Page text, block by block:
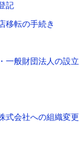
記
移転の手続き
一般財団法人の設立
式会社への組織変更